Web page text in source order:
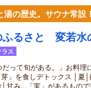
の歴史。サウナ常設
ふるさと 変若
ラス
だって旬がある。」お料
」を食しデトックス │夏
│甘み…「実」があるもの